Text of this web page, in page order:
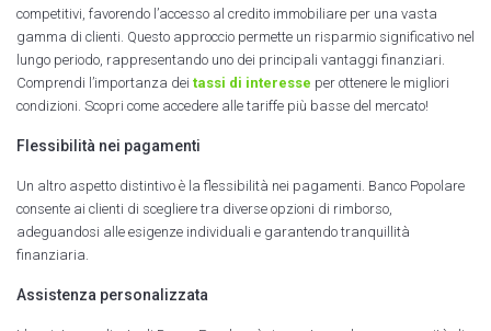
competitivi, favorendo l’accesso al credito immobiliare per una vasta
gamma di clienti. Questo approccio permette un risparmio significativo nel
lungo periodo, rappresentando uno dei principali vantaggi finanziari.
Comprendi l’importanza dei tassi di interesse per ottenere le migliori
condizioni. Scopri come accedere alle tariffe più basse del mercato!
Flessibilità nei pagamenti
Un altro aspetto distintivo è la flessibilità nei pagamenti. Banco Popolare
consente ai clienti di scegliere tra diverse opzioni di rimborso,
adeguandosi alle esigenze individuali e garantendo tranquillità
finanziaria.
Assistenza personalizzata